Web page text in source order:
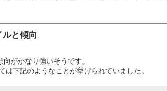
と傾向
向がかなり強いそうです。
は下記のようなことが挙げられていました。